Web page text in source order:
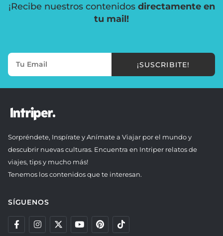
¡Recibe nuestros contenidos directamente en
tu mail!
¡SUSCRIBITE!
Sorpréndete, Inspírate y Anímate a Viajar por el mundo y
descubrir nuevas culturas. Encuentra en Intriper relatos de
viajes, tips y mucho más!
Tenemos los contenidos que te interesan.
SÍGUENOS